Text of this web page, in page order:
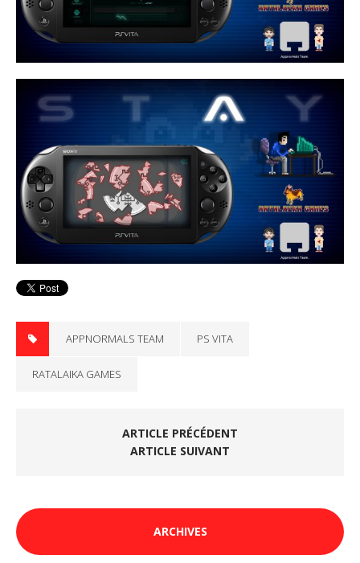
APPNORMALS TEAM PS VITA
RATALAIKA GAMES
ARTICLE PRÉCÉDENT
ARTICLE SUIVANT
ARCHIVES